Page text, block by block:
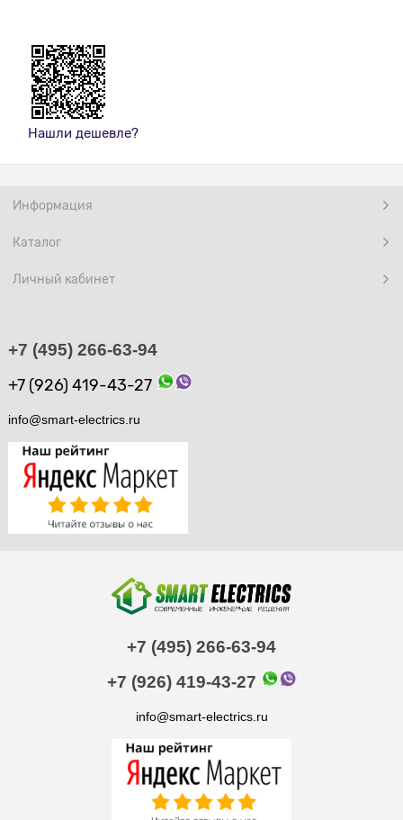
Нашли дешевле?
Информация
Каталог
Личный кабинет
+7 (495) 266-63-94
+7 (926) 419-43-27
info@smart-electrics.ru
+7 (495) 266-63-94
+7 (926) 419-43-27
info@smart-electrics.ru